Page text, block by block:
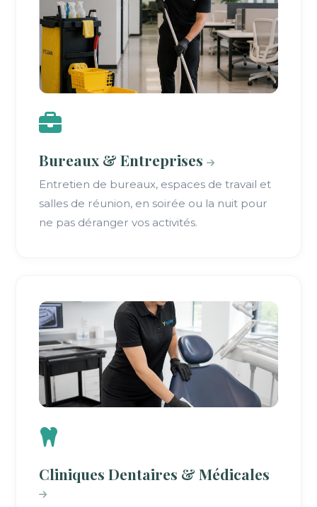
Bureaux & Entreprises
Entretien de bureaux, espaces de travail et
salles de réunion, en soirée ou la nuit pour
ne pas déranger vos activités.
Cliniques Dentaires & Médicales